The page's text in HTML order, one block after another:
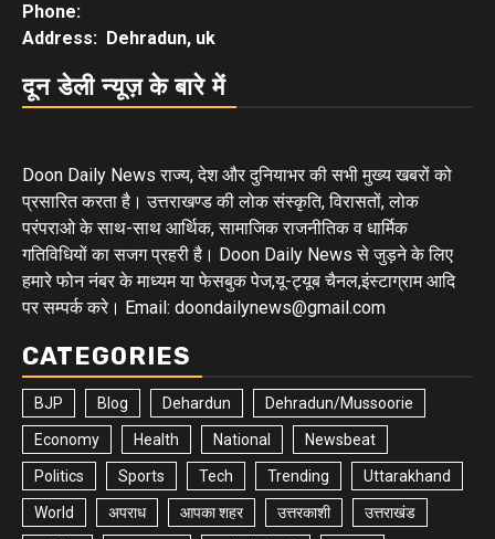
Phone:
Address: Dehradun, uk
दून डेली न्यूज़ के बारे में
Doon Daily News राज्य, देश और दुनियाभर की सभी मुख्य खबरों को
प्रसारित करता है। उत्तराखण्ड की लोक संस्कृति, विरासतों, लोक
परंपराओ के साथ-साथ आर्थिक, सामाजिक राजनीतिक व धार्मिक
गतिविधियों का सजग प्रहरी है। Doon Daily News से जुड़ने के लिए
हमारे फोन नंबर के माध्यम या फेसबुक पेज,यू-ट्यूब चैनल,इंस्टाग्राम आदि
पर सम्पर्क करे। Email: doondailynews@gmail.com
CATEGORIES
BJP Blog Dehardun Dehradun/Mussoorie
Economy Health National Newsbeat
Politics Sports Tech Trending Uttarakhand
World अपराध आपका शहर उत्तरकाशी उत्तराखंड